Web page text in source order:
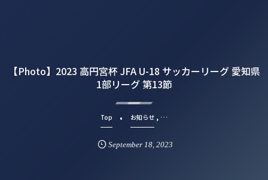
【Photo】2023 高円宮杯 JFA U-18 サッカーリーグ 愛知県
1部リーグ 第13節
Top お知らせ, …
September 18, 2023